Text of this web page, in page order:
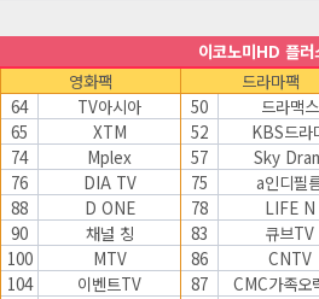
이코노미HD 플러
영화팩
드라마팩
64
TV아시아 50 드라맥스
65
XTM 52 KBS드라
74
Mplex 57 Sky
76
DIA TV 75 a인디필
88
D ONE 78 LIFE N
90
채널 칭 83 큐브TV
100
MTV 86 CNTV
104
이벤트TV 87 CMC가족오